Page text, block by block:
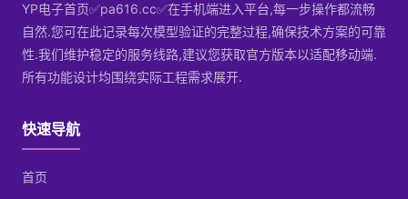
YP电子首页✅pa616.cc✅在手机端进入平台,每一步操作都流畅
自然.您可在此记录每次模型验证的完整过程,确保技术方案的可靠
性.我们维护稳定的服务线路,建议您获取官方版本以适配移动端.
所有功能设计均围绕实际工程需求展开.
快速导航
首页